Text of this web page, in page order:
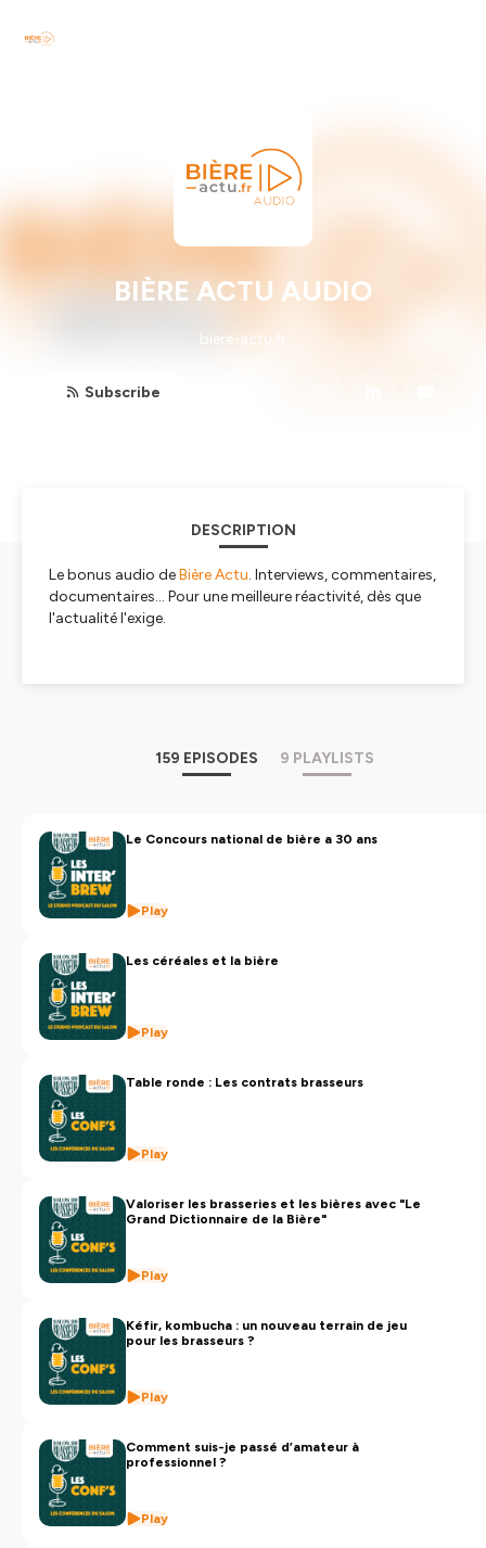
BIÈRE ACTU AUDIO
biere-actu.fr
Subscribe
DESCRIPTION
Le bonus audio deBière Actu. Interviews, commentaires,
documentaires... Pour une meilleure réactivité, dès que
l'actualité l'exige.
159 EPISODES 9 PLAYLISTS
Le Concours national de bière a 30 ans
Play
Les céréales et la bière
Play
Table ronde : Les contrats brasseurs
Play
Valoriser les brasseries et les bières avec "Le
Grand Dictionnaire de la Bière"
Play
Kéfir, kombucha : un nouveau terrain de jeu
pour les brasseurs ?
Play
Comment suis-je passé d’amateur à
professionnel ?
Play